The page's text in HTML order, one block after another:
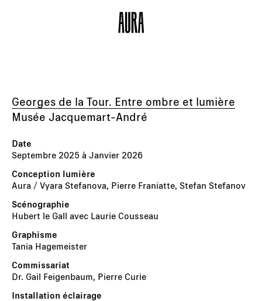
Georges de la Tour. Entre ombre et lumière
Musée Jacquemart-André
Septembre 2025 à Janvier 2026
Aura / Vyara Stefanova, Pierre Franiatte, Stefan Stefanov
Hubert le Gall avec Laurie Cousseau
Tania Hagemeister
Dr. Gail Feigenbaum, Pierre Curie